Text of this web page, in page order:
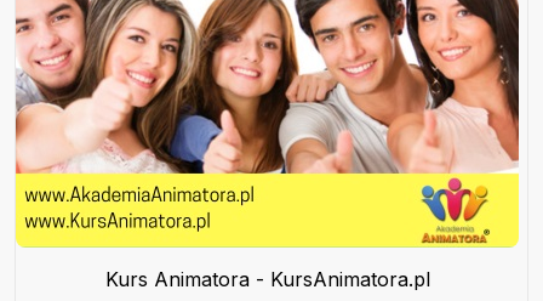
Kurs Animatora - KursAnimatora.pl